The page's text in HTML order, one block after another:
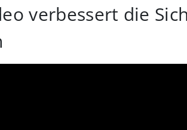
verbessert die